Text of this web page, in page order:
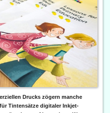
Drucks zögern manche
Tintensätze digitaler Inkjet-